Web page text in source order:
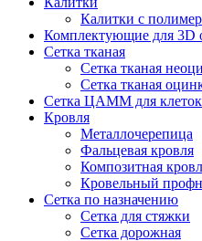
Калитки с
Комплектующие для 3D
Сетка тканая
Сетка тканая
Сетка тканая
Сетка ЦАММ для клеток
Кровля
Металлочерепица
Фальцевая кровля
Композитная
Кровельный
Сетка по назначению
Сетка для стяжки
Сетка дорожная